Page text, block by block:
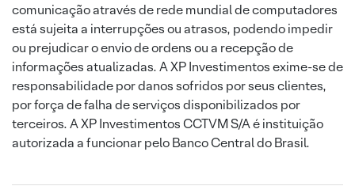
comunicação através de rede mundial de computadores
está sujeita a interrupções ou atrasos, podendo impedir
ou prejudicar o envio de ordens ou a recepção de
informações atualizadas. A XP Investimentos exime-se de
responsabilidade por danos sofridos por seus clientes,
por força de falha de serviços disponibilizados por
terceiros. A XP Investimentos CCTVM S/A é instituição
autorizada a funcionar pelo Banco Central do Brasil.